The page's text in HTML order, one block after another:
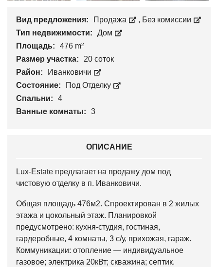
Вид предложения: Продажа , Без комиссии
Тип недвижимости:
Дом
Площадь:
476 m²
Размер участка:
20 соток
Район:
Иванковичи
Состояние:
Под Отделку
Спальни:
4
Ванные комнаты:
3
ОПИСАНИЕ
Lux-Estate предлагает на продажу дом под
чистовую отделку в п. Иванковичи.
Общая площадь 476м2. Спроектирован в 2 жилых
этажа и цокольный этаж. Планировкой
предусмотрено: кухня-студия, гостиная,
гардеробные, 4 комнаты, 3 с/у, прихожая, гараж.
Коммуникации: отопление — индивидуальное
газовое; электрика 20кВт; скважина; септик.